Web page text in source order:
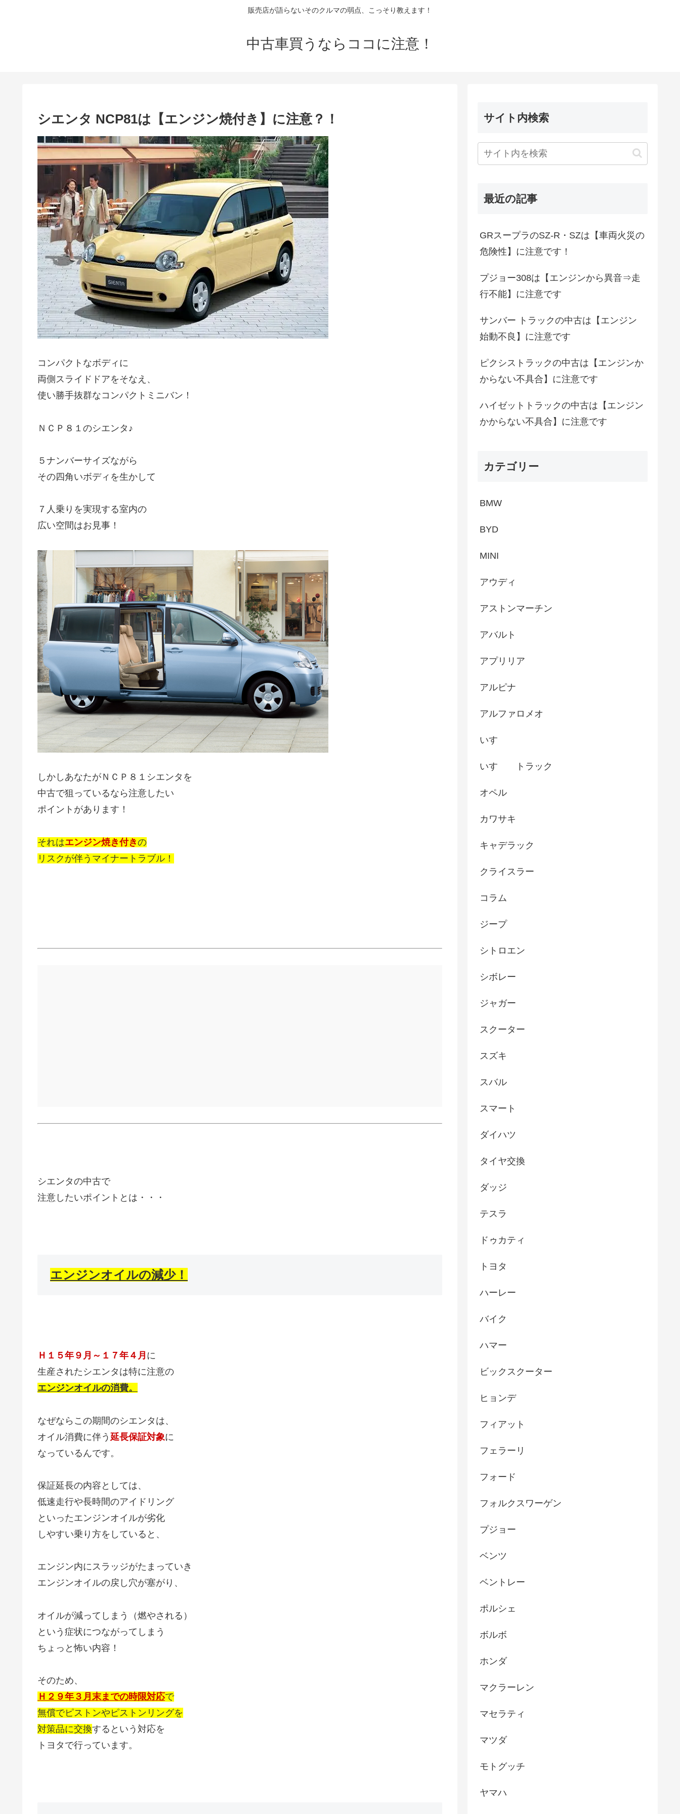
販売店が語らないそのクルマの弱点、こっそり教えます！
中古車買うならココに注意！
シエンタ NCP81は【エンジン焼付き】に注意？！
コンパクトなボディに
両側スライドドアをそなえ、
使い勝手抜群なコンパクトミニバン！
ＮＣＰ８１のシエンタ♪
５ナンバーサイズながら
その四角いボディを生かして
７人乗りを実現する室内の
広い空間はお見事！
しかしあなたがＮＣＰ８１シエンタを
中古で狙っているなら注意したい
ポイントがあります！
それはエンジン焼き付きの
リスクが伴うマイナートラブル！
シエンタの中古で
注意したいポイントとは・・・
エンジンオイルの減少！
Ｈ１５年９月～１７年４月 に
生産されたシエンタは特に注意の
エンジンオイルの消費。
なぜならこの期間のシエンタは、
オイル消費に伴う 延長保証対象に
なっているんです。
保証延長の内容としては、
低速走行や長時間のアイドリング
といったエンジンオイルが劣化
しやすい乗り方をしていると、
エンジン内にスラッジがたまっていき
エンジンオイルの戻し穴が塞がり、
オイルが減ってしまう（燃やされる）
という症状につながってしまう
ちょっと怖い内容！
そのため、
Ｈ２９年３月末までの時限対応で
無償でピストンやピストンリングを
対策品に交換するという対応を
トヨタで行っています。
サイト内検索
最近の記事
GRスープラのSZ-R・SZは【車両火災の
危険性】に注意です！
プジョー308は【エンジンから異音⇒走
行不能】に注意です
サンバー トラックの中古は【エンジン
始動不良】に注意です
ピクシストラックの中古は【エンジンか
からない不具合】に注意です
ハイゼットトラックの中古は【エンジン
かからない不具合】に注意です
カテゴリー
BMW
BYD
MINI
アウディ
アストンマーチン
アバルト
アプリリア
アルピナ
アルファロメオ
いすゞ
いすゞ トラック
オペル
カワサキ
キャデラック
クライスラー
コラム
ジープ
シトロエン
シボレー
ジャガー
スクーター
スズキ
スバル
スマート
ダイハツ
タイヤ交換
ダッジ
テスラ
ドゥカティ
トヨタ
ハーレー
バイク
ハマー
ビックスクーター
ヒョンデ
フィアット
フェラーリ
フォード
フォルクスワーゲン
プジョー
ベンツ
ベントレー
ポルシェ
ボルボ
ホンダ
マクラーレン
マセラティ
マツダ
モトグッチ
ヤマハ